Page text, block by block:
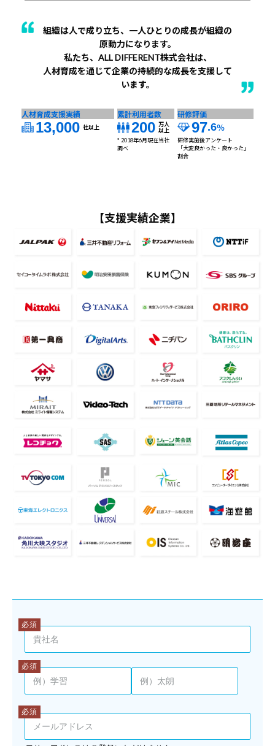
組織は人で成り立ち、一人ひとりの成長が組織の
原動力になります。
私たち、ALL DIFFERENT株式会社は、
人材育成を通じて企業の持続的な成長を支援して
います。
人材育成支援実績 累計利用者数 研修評価
13,000 社以上 200 万人
以上
97.6％
* 2018年6月現在当社
調べ
研修実施後アンケート
「大変良かった・良かった」
割合
【支援実績企業】